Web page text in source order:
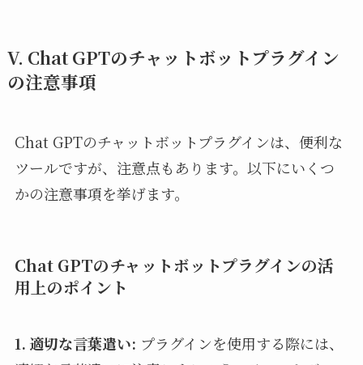
V. Chat GPTのチャットボットプラグイン
の注意事項
Chat GPTのチャットボットプラグインは、便利な
ツールですが、注意点もあります。以下にいくつ
かの注意事項を挙げます。
Chat GPTのチャットボットプラグインの活
用上のポイント
1. 適切な言葉遣い: プラグインを使用する際には、